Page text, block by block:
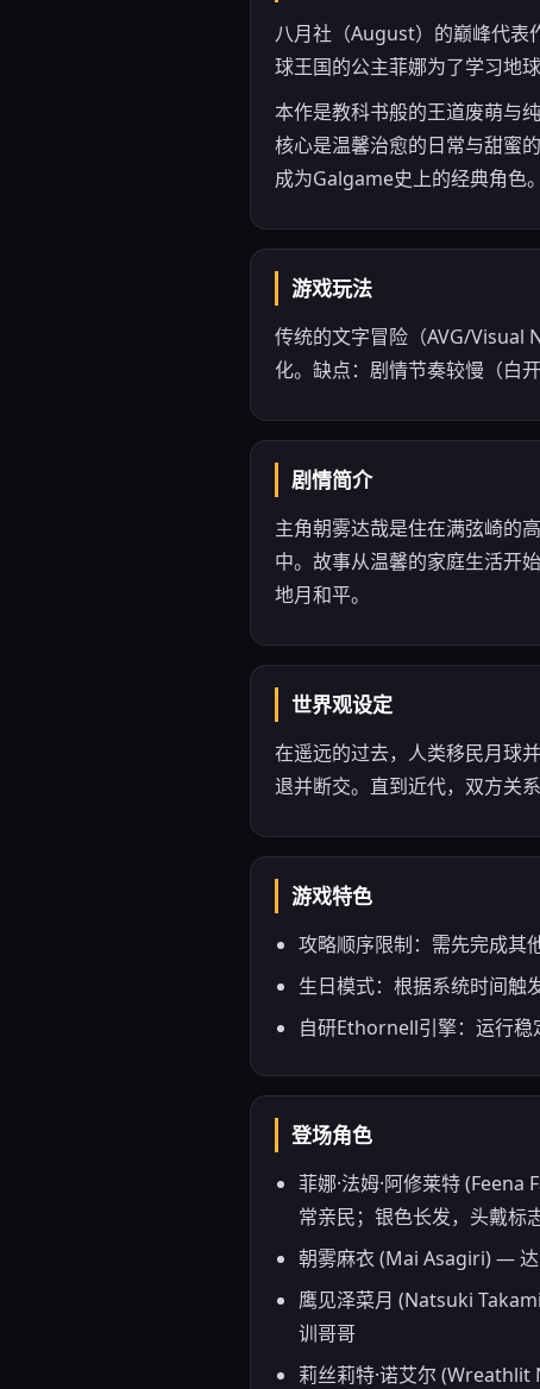
八月社（August）的巅峰代表
球王国的公主菲娜为了学习地
本作是教科书般的王道废萌与
核心是温馨治愈的日常与甜蜜
成为Galgame史上的经典角色
游戏玩法
传统的文字冒险（AVG/Visual
化。缺点：剧情节奏较慢（白
剧情简介
主角朝雾达哉是住在满弦崎的
中。故事从温馨的家庭生活开
地月和平。
世界观设定
在遥远的过去，人类移民月球
退并断交。直到近代，双方关
游戏特色
攻略顺序限制：需先完成其
生日模式：根据系统时间触
自研Ethornell引擎：运行稳
登场角色
菲娜·法姆·阿修莱特
常亲民；银色长发，头戴标
朝雾麻衣 (Mai Asagiri) — 达
鹰见泽菜月 (Natsuki
训哥哥
莉丝莉特·诺艾尔